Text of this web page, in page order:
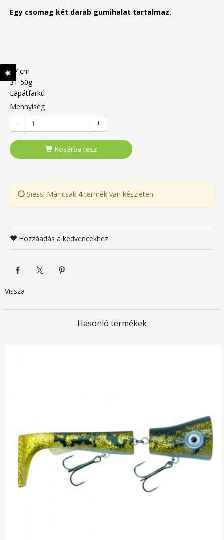
Egy csomag két darab gumihalat tartalmaz.
17 cm
31-50g
Lapátfarkú
Mennyiség
-
+
Kosárba tesz
Siess! Már csak 4termék van készleten.
Hozzáadás a kedvencekhez
Vissza
Hasonló termékek